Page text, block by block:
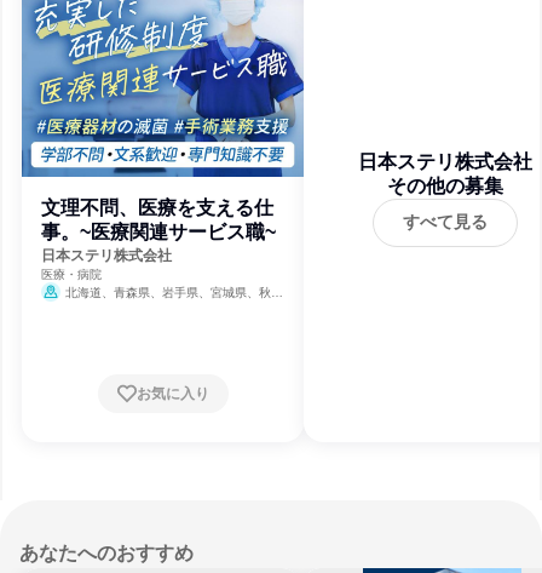
文理不問、医療を支える仕
事。~医療関連サービス職~
日本ステリ株式会社
医療・病院
北海道、青森県、岩手県、宮城県、秋田
賀県、京都府、大阪府、兵庫県、奈良県、和
歌山県、鳥取県、島根県、岡山県、広島県、
お気に入り
日本ステリ株式会社
その他の募集
すべて見る
あなたへのおすすめ